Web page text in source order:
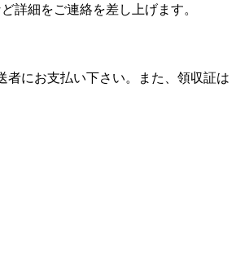
詳細をご連絡を差し上げます。
者にお支払い下さい。また、領収証は